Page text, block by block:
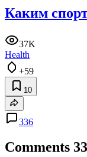
Каким
37K
Health
+59
10
336
Comments